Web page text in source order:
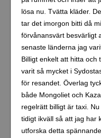
lösa nu. Tvätta kläder.
tar det imorgon bitti då
förvånansvärt besvärligt
senaste länderna jag
Billigt enkelt att hitta och
varit så mycket i
för resandet. Överlag
både Mongoliet och
regelrätt billigt är taxi.
tidigt ikväll så att jag har
utforska detta